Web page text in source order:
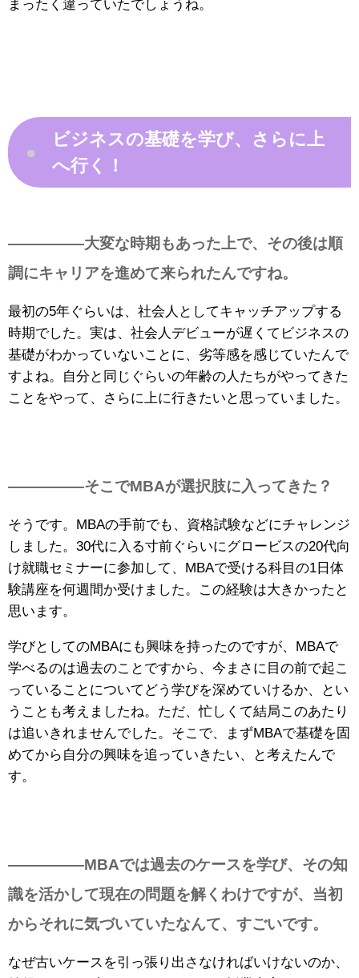
まったく違っていたでしょうね。
●
ビジネスの基礎を学び、さらに上
へ行く！
—————大変な時期もあった上で、その後は順
調にキャリアを進めて来られたんですね。
最初の5年ぐらいは、社会人としてキャッチアップする
時期でした。実は、社会人デビューが遅くてビジネスの
基礎がわかっていないことに、劣等感を感じていたんで
すよね。自分と同じぐらいの年齢の人たちがやってきた
ことをやって、さらに上に行きたいと思っていました。
—————そこでMBAが選択肢に入ってきた？
そうです。MBAの手前でも、資格試験などにチャレンジ
しました。30代に入る寸前ぐらいにグロービスの20代向
け就職セミナーに参加して、MBAで受ける科目の1日体
験講座を何週間か受けました。この経験は大きかったと
思います。
学びとしてのMBAにも興味を持ったのですが、MBAで
学べるのは過去のことですから、今まさに目の前で起こ
っていることについてどう学びを深めていけるか、とい
うことも考えましたね。 ただ、忙しくて結局このあたり
は追いきれませんでした。そこで、まずMBAで基礎を固
めてから自分の興味を追っていきたい、と考えたんで
す。
—————MBAでは過去のケースを学び、その知
識を活かして現在の問題を解くわけですが、当初
からそれに気づいていたなんて、すごいです。
なぜ古いケースを引っ張り出さなければいけないのか、